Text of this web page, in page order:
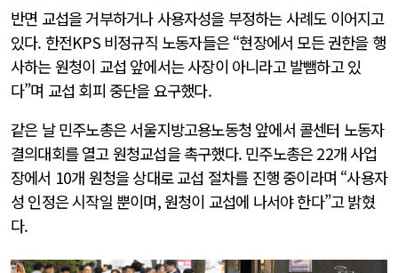
반면 교섭을 거부하거나 사용자성을 부정하는 사례도 이어지고
있다. 한전KPS 비정규직 노동자들은 “현장에서 모든 권한을 행
사하는 원청이 교섭 앞에서는 사장이 아니라고 발뺌하고 있
다”며 교섭 회피 중단을 요구했다.
같은 날 민주노총은 서울지방고용노동청 앞에서 콜센터 노동자
결의대회를 열고 원청교섭을 촉구했다. 민주노총은 22개 사업
장에서 10개 원청을 상대로 교섭 절차를 진행 중이라며 “사용자
성 인정은 시작일 뿐이며, 원청이 교섭에 나서야 한다”고 밝혔
다.